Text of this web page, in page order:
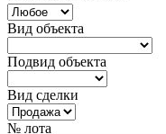
Вид объекта
Подвид объекта
Вид сделки
№ лота